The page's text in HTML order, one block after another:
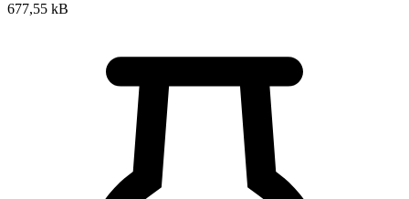
677,55 kB